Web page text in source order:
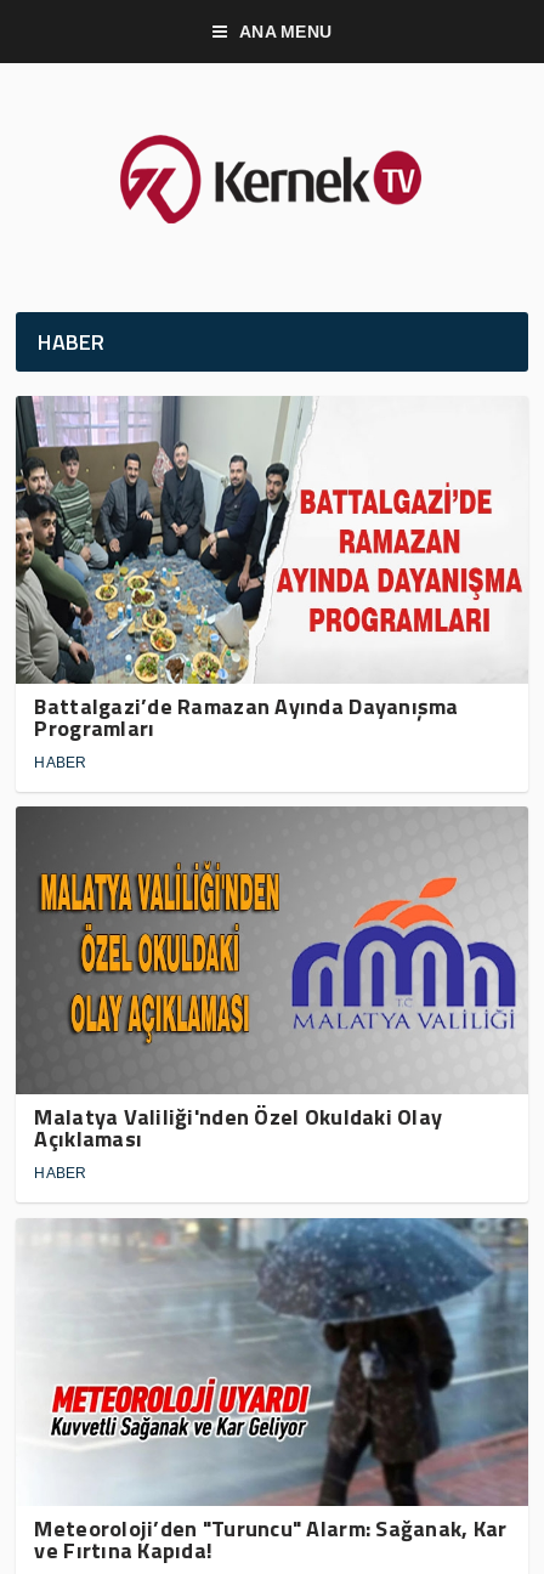
ANA MENU
HABER
Battalgazi’de Ramazan Ayında Dayanışma
Programları
HABER
Malatya Valiliği'nden Özel Okuldaki Olay
Açıklaması
HABER
Meteoroloji’den "Turuncu" Alarm: Sağanak, Kar
ve Fırtına Kapıda!